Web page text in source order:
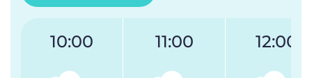
10:00 11:00 12:00